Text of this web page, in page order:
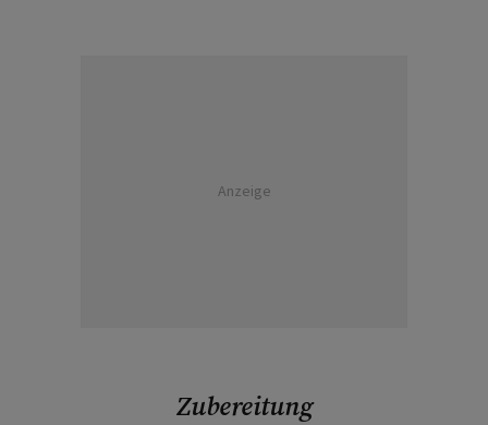
Anzeige
Zubereitung